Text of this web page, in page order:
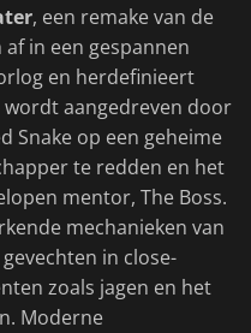
, een remake van de
in een gespannen
en herdefinieert
wordt aangedreven door
Snake op een geheime
te redden en het
mentor, The Boss.
mechanieken van
in close-
zoals jagen en het
Moderne